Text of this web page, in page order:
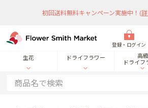
初回送料無料キャンペーン実施中！ (
登録・ログイン
生花 ドライフラワー
高級
ドライフ